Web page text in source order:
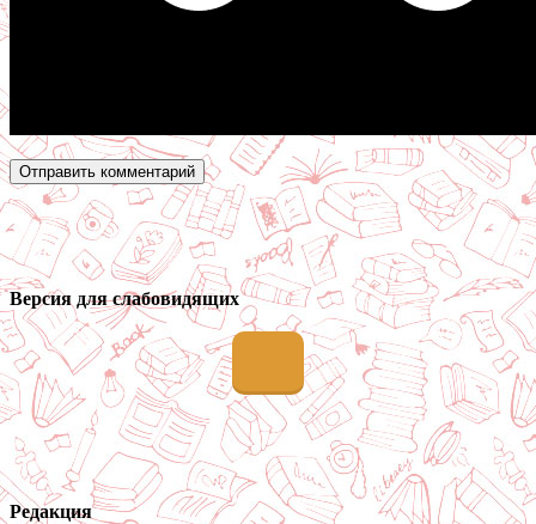
Версия для слабовидящих
Редакция